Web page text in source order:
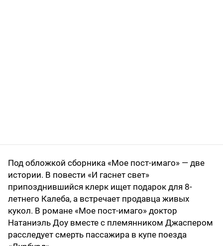
Под обложкой сборника «Мое пост-имаго» — две
истории. В повести «И гаснет свет»
припозднившийся клерк ищет подарок для 8-
летнего Калеба, а встречает продавца живых
кукол. В романе «Мое пост-имаго» доктор
Натаниэль Доу вместе с племянником Джаспером
расследует смерть пассажира в купе поезда